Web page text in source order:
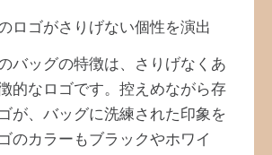
ロゴがさりげない個性を演出
バッグの特徴は、さりげなくあ
的なロゴです。控えめながら存
が、バッグに洗練された印象を
のカラーもブラックやホワイ